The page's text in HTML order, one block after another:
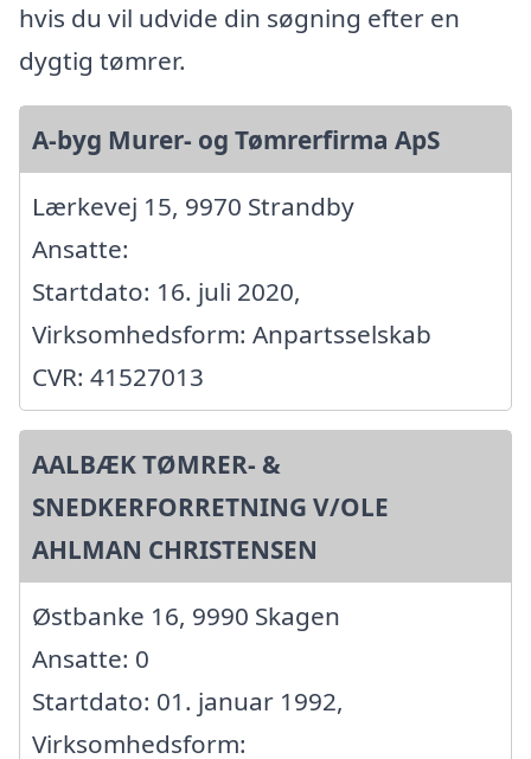
hvis du vil udvide din søgning efter en
dygtig tømrer.
A-byg Murer- og Tømrerfirma ApS
Lærkevej 15, 9970 Strandby
Ansatte:
Startdato: 16. juli 2020,
Virksomhedsform: Anpartsselskab
CVR: 41527013
AALBÆK TØMRER- &
SNEDKERFORRETNING V/OLE
AHLMAN CHRISTENSEN
Østbanke 16, 9990 Skagen
Ansatte: 0
Startdato: 01. januar 1992,
Virksomhedsform: